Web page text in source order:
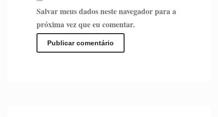
Salvar meus dados neste navegador para a
próxima vez que eu comentar.